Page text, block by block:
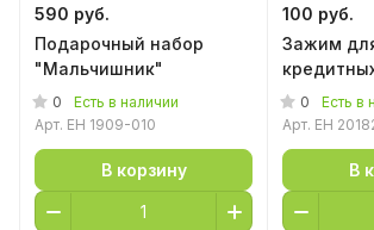
590 руб.
Подарочный набор
"Мальчишник"
0
Есть в наличии
Арт. EH 1909-010
В корзину
100 руб.
Зажим
0
Есть в
Арт. EH
В